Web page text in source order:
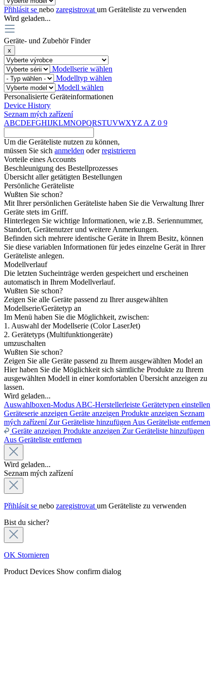
Přihlásit se nebo zaregistrovat um Geräteliste zu verwenden
Wird geladen...
Geräte- und Zubehör Finder
x
Modellserie wählen
Modelltyp wählen
Modell wählen
Personalisierte Geräteinformationen
Device History
Seznam mých zařízení
ABCDEFGHIJKLMNOPQRSTUVWXYZ A Z 0 9
Um die Geräteliste nutzen zu können,
müssen Sie sich anmelden oderregistrieren
Vorteile eines Accounts
Beschleunigung des Bestellprozesses
Übersicht aller getätigten Bestellungen
Persönliche Geräteliste
Wußten Sie schon?
Mit Ihrer persönlichen Geräteliste haben Sie die Verwaltung Ihrer
Geräte stets im Griff.
Hinterlegen Sie wichtige Informationen, wie z.B. Seriennummer,
Standort, Gerätenutzer und weitere Anmerkungen.
Befinden sich mehrere identische Geräte in Ihrem Besitz, können
Sie diese variablen Informationen für jedes einzelne Gerät in Ihrer
Geräteliste anlegen.
Modellverlauf
Die letzten Sucheinträge werden gespeichert und erscheinen
automatisch in Ihrem Modellverlauf.
Wußten Sie schon?
Zeigen Sie alle Geräte passend zu Ihrer ausgewählten
Modellserie/Gerätetyp an
Im Menü haben Sie die Möglichkeit, zwischen:
1. Auswahl der Modellserie (Color LaserJet)
2. Gerätetyps (Multifunktiongeräte)
umzuschalten
Wußten Sie schon?
Zeigen Sie alle Geräte passend zu Ihrem ausgewählten Model an
Hier haben Sie die Möglichkeit sich sämtliche Produkte zu Ihrem
ausgewählten Modell in einer komfortablen Übersicht anzeigen zu
lassen.
Wird geladen...
Auswahlboxen-Modus ABC-Herstellerleiste Gerätetypen einstellen
Geräteserie anzeigen Geräte anzeigen Produkte anzeigen Seznam
mých zařízení Zur Geräteliste hinzufügen Aus Geräteliste entfernen
Geräte anzeigen Produkte anzeigen Zur Geräteliste hinzufügen
Aus Geräteliste entfernen
Wird geladen...
Seznam mých zařízení
Přihlásit se nebo zaregistrovat um Geräteliste zu verwenden
Bist du sicher?
OK Stornieren
Product Devices Show confirm dialog